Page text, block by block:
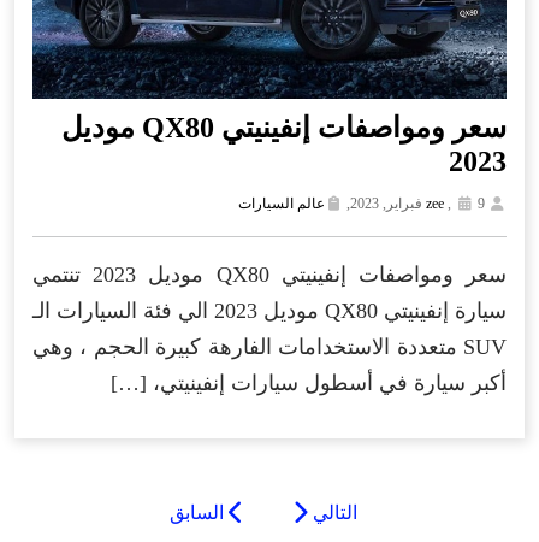
سعر ومواصفات إنفينيتي QX80 موديل
2023
zee , 9 فبراير, 2023, عالم السيارات
سعر ومواصفات إنفينيتي QX80 موديل 2023 تنتمي
سيارة إنفينيتي QX80 موديل 2023 الي فئة السيارات الـ
SUV متعددة الاستخدامات الفارهة كبيرة الحجم ، وهي
أكبر سيارة في أسطول سيارات إنفينيتي، […]
التالي السابق